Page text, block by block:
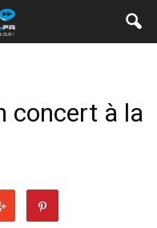
concert à la